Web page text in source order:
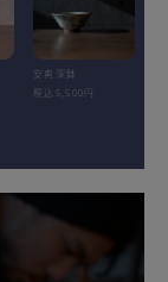
安南深鉢
税込5,500円